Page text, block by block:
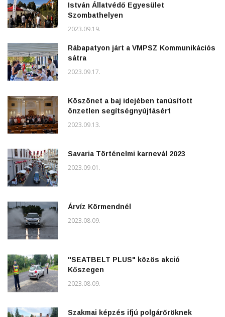
István Állatvédő Egyesület
Szombathelyen
2023.09.19.
Rábapatyon járt a VMPSZ Kommunikációs
sátra
2023.09.17.
Köszönet a baj idejében tanúsított
önzetlen segítségnyújtásért
2023.09.13.
Savaria Történelmi karnevál 2023
2023.09.01.
Árvíz Körmendnél
2023.08.09.
"SEATBELT PLUS" közös akció
Kőszegen
2023.08.09.
Szakmai képzés ifjú polgárőröknek